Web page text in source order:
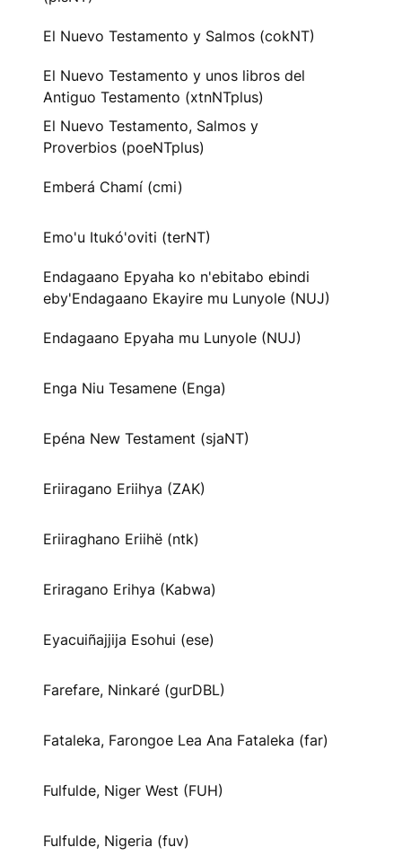
El Nuevo Testamento y Salmos (cokNT)
El Nuevo Testamento y unos libros del
Antiguo Testamento (xtnNTplus)
El Nuevo Testamento, Salmos y
Proverbios (poeNTplus)
Emberá Chamí (cmi)
Emo'u Itukó'oviti (terNT)
Endagaano Epyaha ko n'ebitabo ebindi
eby'Endagaano Ekayire mu Lunyole (NUJ)
Endagaano Epyaha mu Lunyole (NUJ)
Enga Niu Tesamene (Enga)
Epéna New Testament (sjaNT)
Eriiragano Eriihya (ZAK)
Eriiraghano Eriihë (ntk)
Eriragano Erihya (Kabwa)
Eyacuiñajjija Esohui (ese)
Farefare, Ninkaré (gurDBL)
Fataleka, Farongoe Lea Ana Fataleka (far)
Fulfulde, Niger West (FUH)
Fulfulde, Nigeria (fuv)